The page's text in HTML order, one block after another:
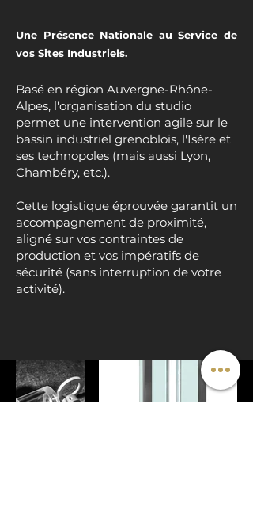
Une Présence Nationale au Service de
vos Sites Industriels.
Basé en région Auvergne-Rhône-
Alpes, l'organisation du studio
permet une intervention agile sur le
bassin industriel grenoblois, l'Isère et
ses technopoles (mais aussi Lyon,
Chambéry, etc.).
Cette logistique éprouvée garantit un
accompagnement de proximité,
aligné sur vos contraintes de
production et vos impératifs de
sécurité (sans interruption de votre
activité).